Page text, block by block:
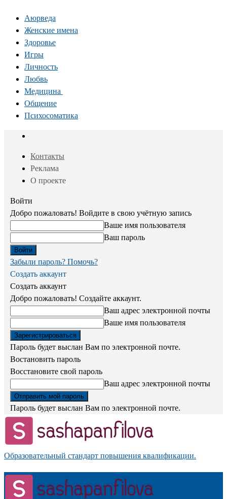
Аюрведа
Женские имена
Здоровье
Игры
Личность
Любвь
Медицина
Общение
Психосоматика
Контакты
Реклама
О проекте
Войти
Добро пожаловать! Войдите в свою учётную запись
Ваше имя пользователя
Ваш пароль
Забыли пароль? Помочь?
Создать аккаунт
Создать аккаунт
Добро пожаловать! Создайте аккаунт.
Ваш адрес электронной почты
Ваше имя пользователя
Пароль будет выслан Вам по электронной почте.
Востановить пароль
Восстановите свой пароль
Ваш адрес электронной почты
Пароль будет выслан Вам по электронной почте.
Образовательный стандарт повышения квалификации.